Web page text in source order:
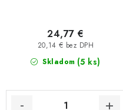
Skladom (5 ks)
20,14 € bez DPH
24,77 €